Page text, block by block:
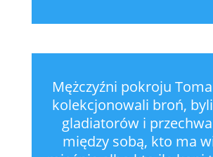
Mężczyźni pokroju
kolekcjonowali broń,
gladiatorów i
między sobą, kto ma